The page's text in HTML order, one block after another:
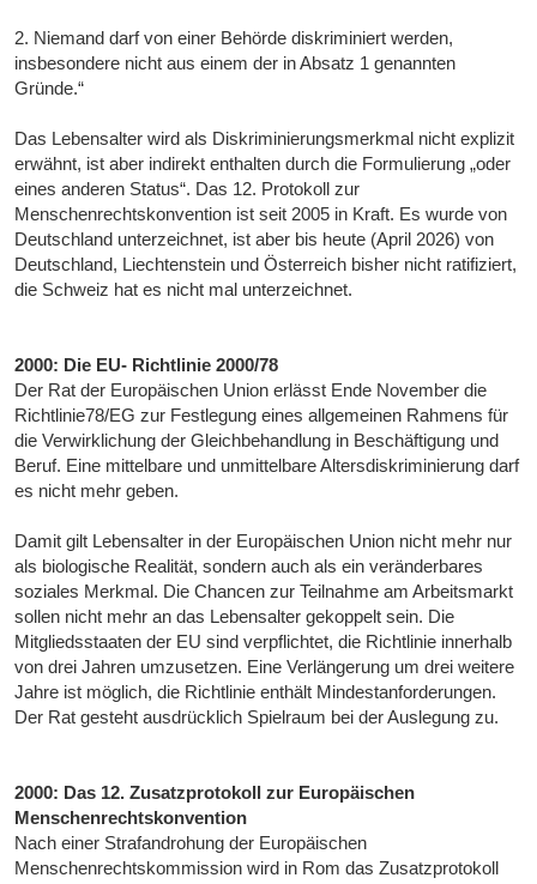
2. Niemand darf von einer Behörde diskriminiert werden,
insbesondere nicht aus einem der in Absatz 1 genannten
Gründe.“
Das Lebensalter wird als Diskriminierungsmerkmal nicht explizit
erwähnt, ist aber indirekt enthalten durch die Formulierung „oder
eines anderen Status“. Das 12. Protokoll zur
Menschenrechtskonvention ist seit 2005 in Kraft. Es wurde von
Deutschland unterzeichnet, ist aber bis heute (April 2026) von
Deutschland, Liechtenstein und Österreich bisher nicht ratifiziert,
die Schweiz hat es nicht mal unterzeichnet.
2000: Die EU- Richtlinie 2000/78
Der Rat der Europäischen Union erlässt Ende November die
Richtlinie78/EG zur Festlegung eines allgemeinen Rahmens für
die Verwirklichung der Gleichbehandlung in Beschäftigung und
Beruf. Eine mittelbare und unmittelbare Altersdiskriminierung darf
es nicht mehr geben.
Damit gilt Lebensalter in der Europäischen Union nicht mehr nur
als biologische Realität, sondern auch als ein veränderbares
soziales Merkmal. Die Chancen zur Teilnahme am Arbeitsmarkt
sollen nicht mehr an das Lebensalter gekoppelt sein. Die
Mitgliedsstaaten der EU sind verpflichtet, die Richtlinie innerhalb
von drei Jahren umzusetzen. Eine Verlängerung um drei weitere
Jahre ist möglich, die Richtlinie enthält Mindestanforderungen.
Der Rat gesteht ausdrücklich Spielraum bei der Auslegung zu.
2000: Das 12. Zusatzprotokoll zur Europäischen
Menschenrechtskonvention
Nach einer Strafandrohung der Europäischen
Menschenrechtskommission wird in Rom das Zusatzprotokoll